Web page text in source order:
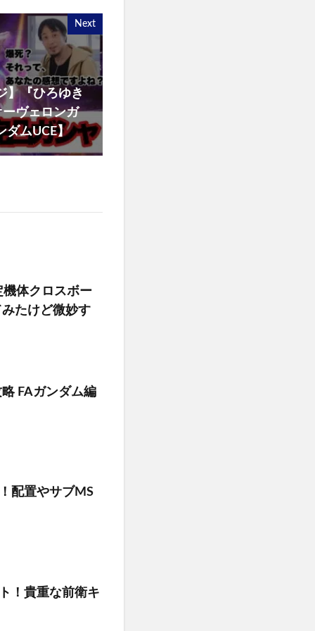
Next
】『ひろゆき
ヴェロンガ
ダムUCE】
機体クロスボー
たけど微妙す
FAガンダム編
配置やサブMS
！貴重な前衛キ